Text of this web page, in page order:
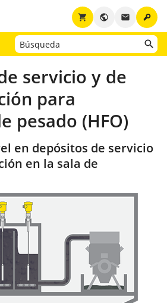
key
email
public
shopping_cart
servicio y de
para
pesado (HFO)
en depósitos de servicio
en la sala de